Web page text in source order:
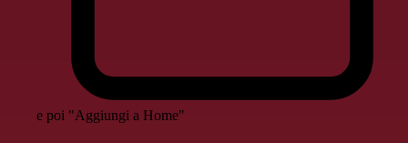
e poi "Aggiungi a Home"